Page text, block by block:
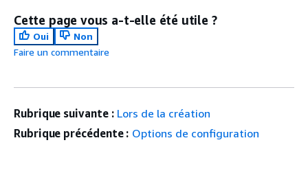
Cette page vous a-t-elle été utile ?
Oui
Non
Faire un commentaire
Rubrique suivante : Lors de la création
Rubrique précédente : Options de configuration